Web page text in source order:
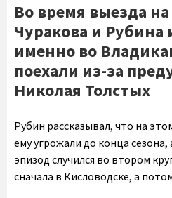
Во время выезда
Чуракова и Рубина
именно во
поехали из-за
Николая Толстых
Рубин рассказывал, что на
ему угрожали до конца
эпизод случился во втором
сначала в Кисловодске, а